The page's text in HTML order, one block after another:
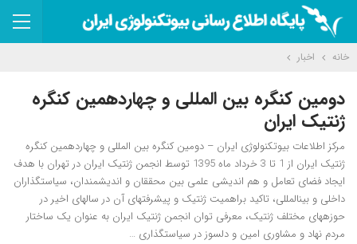
خانه اخبار
دومین کنگره بین المللی و چهاردهمین کنگره
ژنتیک ایران
مرکز اطلاعات بیوتکنولوژی ایران – دومین کنگره بین المللی و چهاردهمین کنگره
ژنتیک ایران از 1 تا 3 خرداد ماه 1395 توسط انجمن ژنتیک ایران در تهران با هدف
ایجاد فضای تعامل و هم اندیشی علمی بین محققان و اندیشمندان، سیاستگذاران
داخلی و بین‎المللی، تاکید براهمیت ژنتیک و پیشرفت‎های آن در سال‎های اخیر در
حوزه‎های مختلف ژنتیک، معرفی توان انجمن ژنتیک ایران به عنوان یک ساختار
مردم نهاد و مشاوری امین و دلسوز در سیاستگذاری …